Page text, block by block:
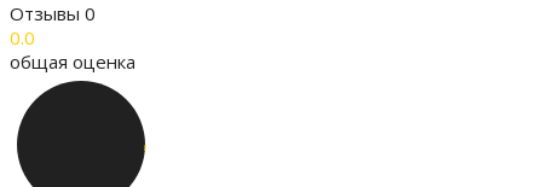
Отзывы 0
0.0
общая оценка